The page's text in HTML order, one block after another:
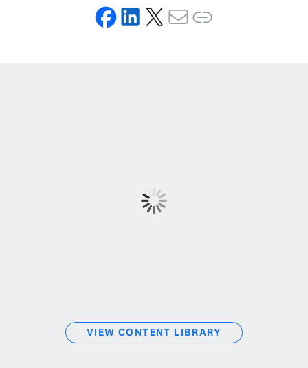
VIEW CONTENT LIBRARY